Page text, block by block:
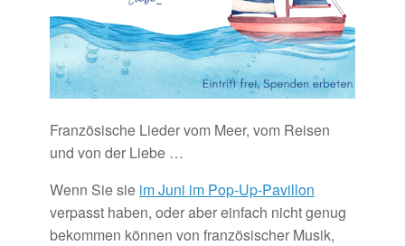
Französische Lieder vom Meer, vom Reisen
und von der Liebe …
Wenn Sie sie im Juni im Pop-Up-Pavillon
verpasst haben, oder aber einfach nicht genug
bekommen können von französischer Musik,